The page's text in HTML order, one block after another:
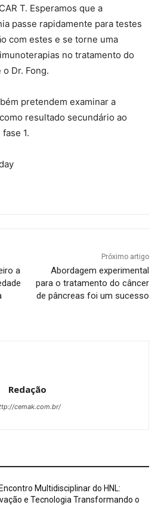
T. Esperamos que a
passe rapidamente para testes
com estes e se torne uma
no tratamento do
Dr. Fong.
pretendem examinar a
resultado secundário ao
1.
a
Próximo artigo
Abordagem experimental
para o tratamento do câncer
de pâncreas foi um sucesso
Redação
cemak.com.br/
Multidisciplinar do HNL:
e Tecnologia Transformando o